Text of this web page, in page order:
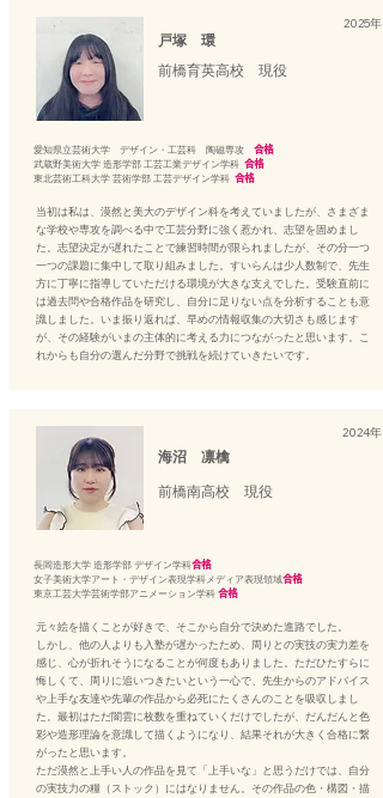
戸塚 環
前橋育英高校 現役
2025年
​​愛知県立芸術大学 デザイン・工芸科 陶磁専攻 合格
武蔵野美術大学 造形学部 工芸工業デザイン学科 合格
東北芸術工科大学 芸術学部 工芸デザイン学科 合格
当初は私は、漠然と美大のデザイン科を考えていましたが、さまざま
な学校や専攻を調べる中で工芸分野に強く惹かれ、志望を固めまし
た。志望決定が遅れたことで練習時間が限られましたが、その分一つ
一つの課題に集中して取り組みました。すいらんは少人数制で、先生
方に丁寧に指導していただける環境が大きな支えでした。受験直前に
は過去問や合格作品を研究し、自分に足りない点を分析することも意
識しました。いま振り返れば、早めの情報収集の大切さも感じます
が、その経験がいまの主体的に考える力につながったと思います。こ
れからも自分の選んだ分野で挑戦を続けていきたいです。
海沼 凛檎
前橋南高校 現役
2024年
長岡造形大学 造形学部 デザイン学科合格
女子美術大学アート・デザイン表現学科メディア表現領域合格
東京工芸大学芸術学部アニメーション学科 合格
元々絵を描くことが好きで、そこから自分で決めた進路でした。
しかし、他の人よりも入塾が遅かったため、周りとの実技の実力差を
感じ、心が折れそうになることが何度もありました。ただひたすらに
悔しくて、周りに追いつきたいという一心で、先生からのアドバイス
や上手な友達や先輩の作品から必死にたくさんのことを吸収しまし
た。最初はただ闇雲に枚数を重ねていくだけでしたが、だんだんと色
彩や造形理論を意識して描くようになり、結果それが大きく合格に繋
がったと思います。
ただ漠然と上手い人の作品を見て「上手いな」と思うだけでは、自分
の実技力の糧（ストック）にはなりません。その作品の色・構図・描